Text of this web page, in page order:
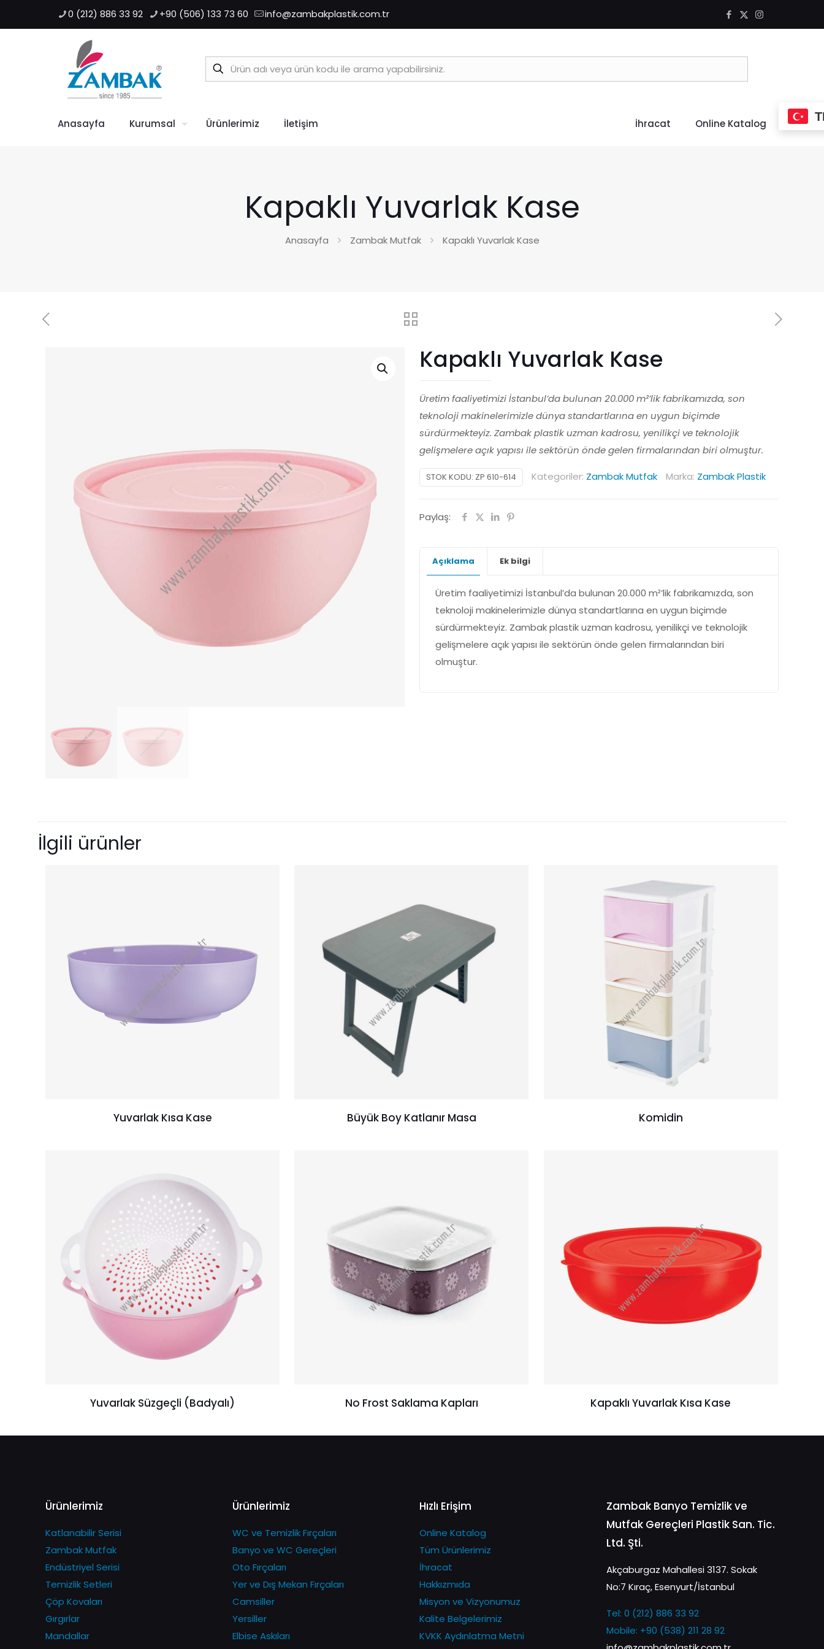
0 (212) 886 33 92 +90 (506) 133 73 60 info@zambakplastik.com.tr
Anasayfa Kurumsal Ürünlerimiz İletişim İhracat Online Katalog
Kapaklı Yuvarlak Kase
Anasayfa Zambak Mutfak Kapaklı Yuvarlak Kase
Kapaklı Yuvarlak Kase
Üretim faaliyetimizi İstanbul’da bulunan 20.000 m²’lik fabrikamızda, son
teknoloji makinelerimizle dünya standartlarına en uygun biçimde
sürdürmekteyiz. Zambak plastik uzman kadrosu, yenilikçi ve teknolojik
gelişmelere açık yapısı ile sektörün önde gelen firmalarından biri olmuştur.
STOK KODU: ZP 610-614 Kategoriler: Zambak Mutfak Marka: Zambak Plastik
Paylaş:
Açıklama Ek bilgi
Üretim faaliyetimizi İstanbul’da bulunan 20.000 m²’lik fabrikamızda, son
teknoloji makinelerimizle dünya standartlarına en uygun biçimde
sürdürmekteyiz. Zambak plastik uzman kadrosu, yenilikçi ve teknolojik
gelişmelere açık yapısı ile sektörün önde gelen firmalarından biri
olmuştur.
İlgili ürünler
Yuvarlak Kısa Kase Büyük Boy Katlanır Masa Komidin
Yuvarlak Süzgeçli (Badyalı) No Frost Saklama Kapları Kapaklı Yuvarlak Kısa Kase
Ürünlerimiz
Katlanabilir Serisi
Zambak Mutfak
Endüstriyel Serisi
Temizlik Setleri
Çöp Kovaları
Gırgırlar
Mandallar
Ürünlerimiz
WC ve Temizlik Fırçaları
Banyo ve WC Gereçleri
Oto Fırçaları
Yer ve Dış Mekan Fırçaları
Camsiller
Yersiller
Elbise Askıları
Hızlı Erişim
Online Katalog
Tüm Ürünlerimiz
İhracat
Hakkızmıda
Misyon ve Vizyonumuz
Kalite Belgelerimiz
KVKK Aydınlatma Metni
Zambak Banyo Temizlik ve
Mutfak Gereçleri Plastik San. Tic.
Ltd. Şti.
Akçaburgaz Mahallesi 3137. Sokak
No:7 Kıraç, Esenyurt/İstanbul
Tel: 0 (212) 886 33 92
Mobile: +90 (538) 211 28 92